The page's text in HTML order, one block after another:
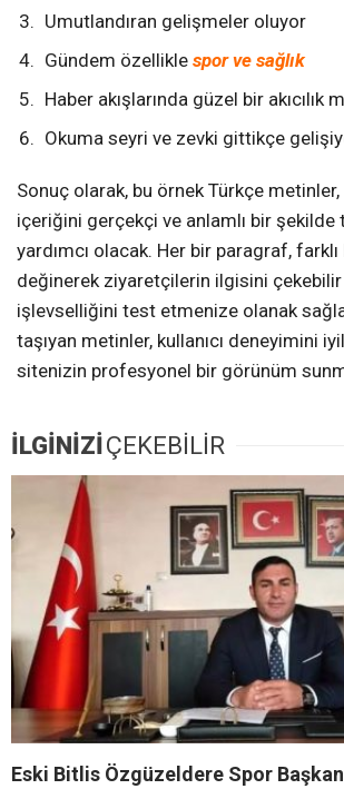
Umutlandıran gelişmeler oluyor
Gündem özellikle spor ve sağlık
Haber akışlarında güzel bir akıcılık
Okuma seyri ve zevki gittikçe
Sonuç olarak, bu örnek Türkçe
içeriğini gerçekçi ve anlamlı bir şekilde
yardımcı olacak. Her bir paragraf,
değinerek ziyaretçilerin ilgisini
işlevselliğini test etmenize olanak
taşıyan metinler, kullanıcı deneyimini
sitenizin profesyonel bir görünüm
İLGİNİZİ ÇEKEBİLİR
Eski Bitlis Özgüzeldere Spor